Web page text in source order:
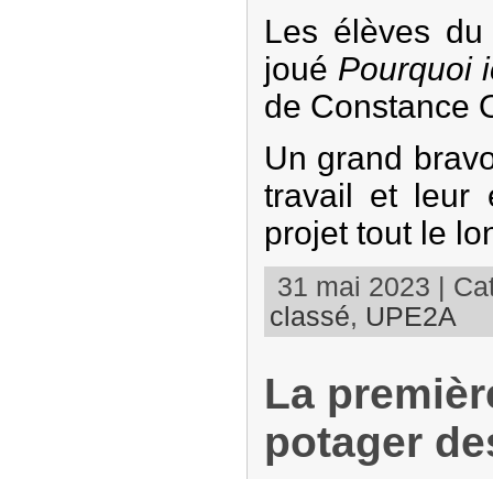
Les élèves
joué Pourquoi
de Constance
Un grand
travail et leur
projet tout le
31 mai 2023 |
classé, UPE2A
La
potager